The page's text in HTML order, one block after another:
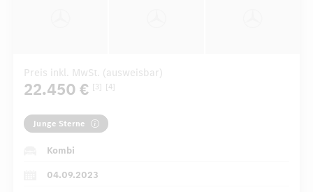
Preis inkl. MwSt. (ausweisbar)
22.450 € [3] [4]
Junge Sterne
Kombi
04.09.2023